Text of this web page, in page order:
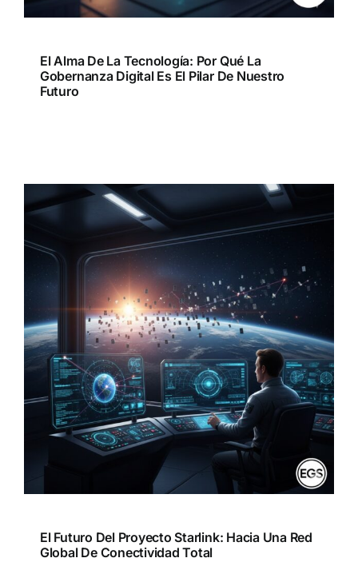
El Alma De La Tecnología: Por Qué La
Gobernanza Digital Es El Pilar De Nuestro
Futuro
El Futuro Del Proyecto Starlink: Hacia Una Red
Global De Conectividad Total